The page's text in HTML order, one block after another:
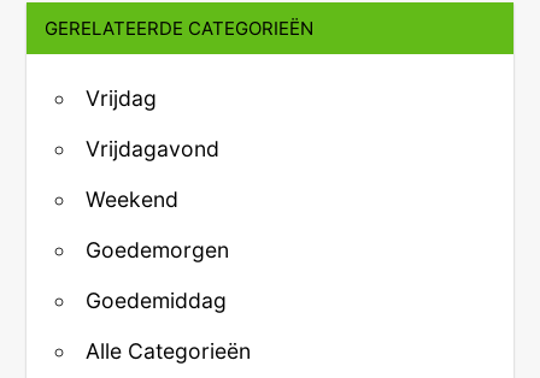
GERELATEERDE CATEGORIEËN
Vrijdag
Vrijdagavond
Weekend
Goedemorgen
Goedemiddag
Alle Categorieën